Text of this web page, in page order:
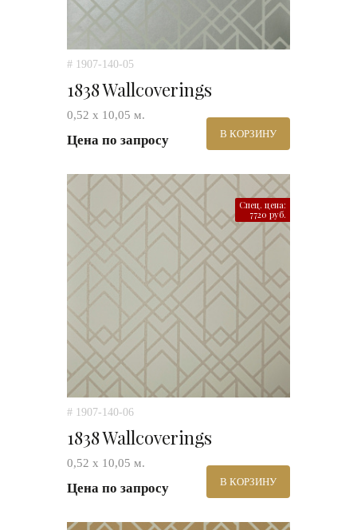
# 1907-140-05
1838 Wallcoverings
0,52 х 10,05 м.
Цена по запросу В КОРЗИНУ
Спец. цена:
7720 руб.
# 1907-140-06
1838 Wallcoverings
0,52 х 10,05 м.
Цена по запросу В КОРЗИНУ